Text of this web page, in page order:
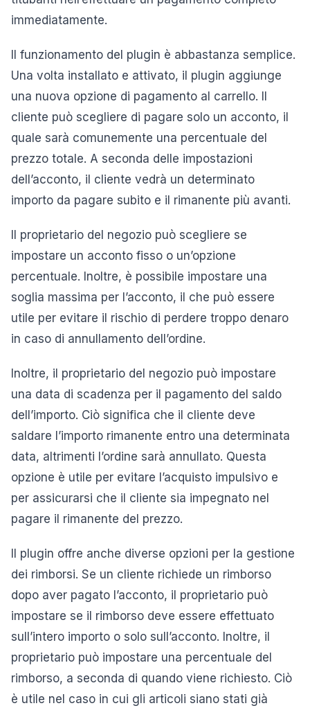
immediatamente.
Il funzionamento del plugin è abbastanza semplice.
Una volta installato e attivato, il plugin aggiunge
una nuova opzione di pagamento al carrello. Il
cliente può scegliere di pagare solo un acconto, il
quale sarà comunemente una percentuale del
prezzo totale. A seconda delle impostazioni
dell’acconto, il cliente vedrà un determinato
importo da pagare subito e il rimanente più avanti.
Il proprietario del negozio può scegliere se
impostare un acconto fisso o un’opzione
percentuale. Inoltre, è possibile impostare una
soglia massima per l’acconto, il che può essere
utile per evitare il rischio di perdere troppo denaro
in caso di annullamento dell’ordine.
Inoltre, il proprietario del negozio può impostare
una data di scadenza per il pagamento del saldo
dell’importo. Ciò significa che il cliente deve
saldare l’importo rimanente entro una determinata
data, altrimenti l’ordine sarà annullato. Questa
opzione è utile per evitare l’acquisto impulsivo e
per assicurarsi che il cliente sia impegnato nel
pagare il rimanente del prezzo.
Il plugin offre anche diverse opzioni per la gestione
dei rimborsi. Se un cliente richiede un rimborso
dopo aver pagato l’acconto, il proprietario può
impostare se il rimborso deve essere effettuato
sull’intero importo o solo sull’acconto. Inoltre, il
proprietario può impostare una percentuale del
rimborso, a seconda di quando viene richiesto. Ciò
è utile nel caso in cui gli articoli siano stati già